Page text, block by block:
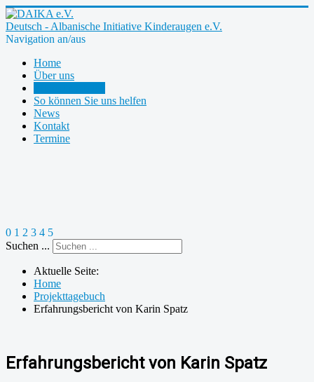
Deutsch - Albanische Initiative Kinderaugen e.V.
Navigation an/aus
Home
Über uns
So können Sie uns helfen
News
Kontakt
Termine
0 1 2 3 4 5
Suchen ...
Aktuelle Seite:
Home
Projekttagebuch
Erfahrungsbericht von Karin Spatz
Erfahrungsbericht von Karin Spatz